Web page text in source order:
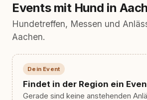
Events mit Hund in
Hundetreffen, Messen und
Aachen.
Dein Event
Findet in der Region ein
Gerade sind keine anstehenden